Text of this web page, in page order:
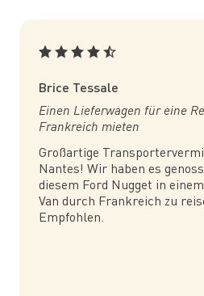
Brice Tessale
Einen Lieferwagen für eine
Frankreich mieten
Großartige
Nantes! Wir haben es
diesem Ford Nugget in
Van durch Frankreich zu
Empfohlen.